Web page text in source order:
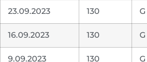
23.09.2023 130 G
16.09.2023 130 G
9.09.2023 130 G